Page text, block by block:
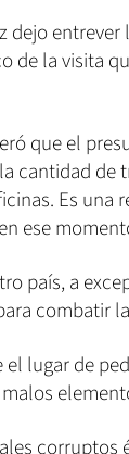
dejo
de la visita
que el
cantidad de
Es una
ese
país, a
combatir
lugar de
corruptos